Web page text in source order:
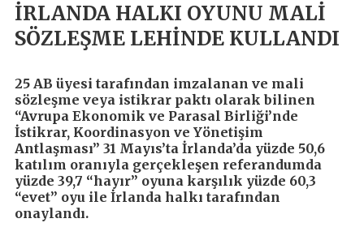
İRLANDA HALKI OYUNU MALİ
SÖZLEŞME LEHİNDE KULLANDI
25 AB üyesi tarafından imzalanan ve mali
sözleşme veya istikrar paktı olarak bilinen
“Avrupa Ekonomik ve Parasal Birliği’nde
İstikrar, Koordinasyon ve Yönetişim
Antlaşması” 31 Mayıs’ta İrlanda’da yüzde 50,6
katılım oranıyla gerçekleşen referandumda
yüzde 39,7 “hayır” oyuna karşılık yüzde 60,3
“evet” oyu ile İrlanda halkı tarafından
onaylandı.